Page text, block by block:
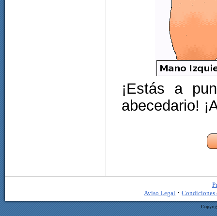
¡Estás a
abecedario!
Aviso Legal ·Condiciones